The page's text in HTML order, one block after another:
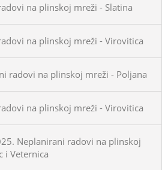
na plinskoj mreži - Slatina
na plinskoj mreži - Virovitica
radovi na plinskoj mreži - Poljana
na plinskoj mreži - Virovitica
Neplanirani radovi na plinskoj
i Veternica